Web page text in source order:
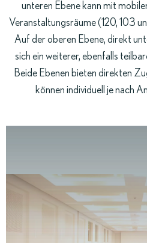
unteren Ebene kann mit
Veranstaltungsräume (120, 103
Auf der oberen Ebene, direkt
sich ein weiterer, ebenfalls
Beide Ebenen bieten direkten
können individuell je nach